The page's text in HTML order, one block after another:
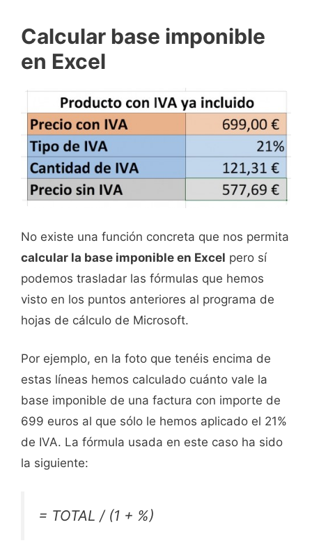
Calcular base imponible
en Excel
No existe una función concreta que nos permita
calcular la base imponible en Excel pero sí
podemos trasladar las fórmulas que hemos
visto en los puntos anteriores al programa de
hojas de cálculo de Microsoft.
Por ejemplo, en la foto que tenéis encima de
estas líneas hemos calculado cuánto vale la
base imponible de una factura con importe de
699 euros al que sólo le hemos aplicado el 21%
de IVA. La fórmula usada en este caso ha sido
la siguiente:
= TOTAL / (1 + %)